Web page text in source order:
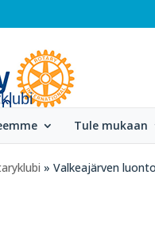
Tule mukaan
» Valkeajärven